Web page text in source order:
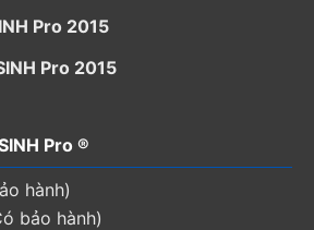
Pro 2015
Pro 2015
Pro ®
hành)
bảo hành)